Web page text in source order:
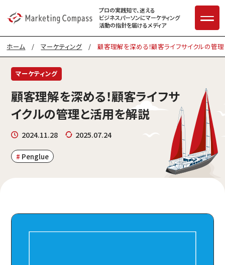
プロの実践知で、迷える
ビジネスパーソンにマーケティング
活動の指針を届けるメディア
ホーム /マーケティング /顧客理解を深める！顧客ライフサイクルの管
マーケティング
顧客理解を深める！顧客ライフサ
イクルの管理と活用を解説
2024.11.28 2025.07.24
Penglue